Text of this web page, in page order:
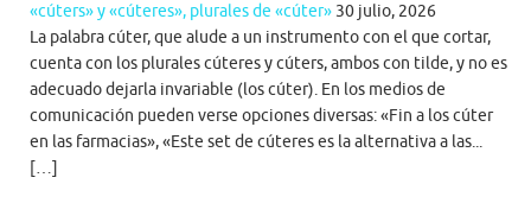
«cúters» y «cúteres», plurales de «cúter» 30 julio, 2026
La palabra cúter, que alude a un instrumento con el que cortar,
cuenta con los plurales cúteres y cúters, ambos con tilde, y no es
adecuado dejarla invariable (los cúter). En los medios de
comunicación pueden verse opciones diversas: «Fin a los cúter
en las farmacias», «Este set de cúteres es la alternativa a las...
[…]